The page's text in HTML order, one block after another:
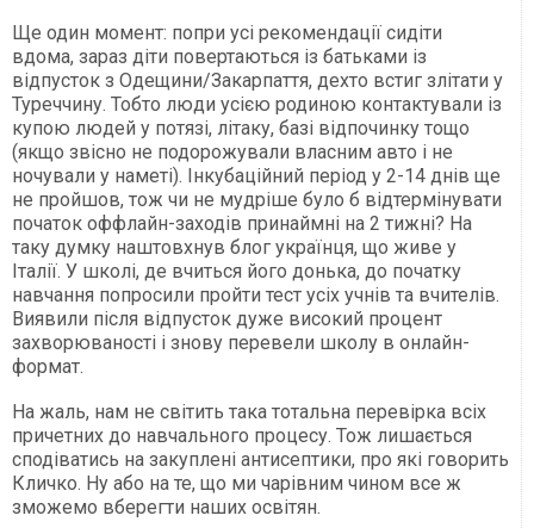
Ще один момент: попри усі рекомендації сидіти
вдома, зараз діти повертаються із батьками із
відпусток з Одещини/Закарпаття, дехто встиг злітати у
Туреччину. Тобто люди усією родиною контактували із
купою людей у потязі, літаку, базі відпочинку тощо
(якщо звісно не подорожували власним авто і не
ночували у наметі). Інкубаційний період у 2-14 днів ще
не пройшов, тож чи не мудріше було б відтермінувати
початок оффлайн-заходів принаймні на 2 тижні? На
таку думку наштовхнув блог українця, що живе у
Італії. У школі, де вчиться його донька, до початку
навчання попросили пройти тест усіх учнів та вчителів.
Виявили після відпусток дуже високий процент
захворюваності і знову перевели школу в онлайн-
формат.
На жаль, нам не світить така тотальна перевірка всіх
причетних до навчального процесу. Тож лишається
сподіватись на закуплені антисептики, про які говорить
Кличко. Ну або на те, що ми чарівним чином все ж
зможемо вберегти наших освітян.